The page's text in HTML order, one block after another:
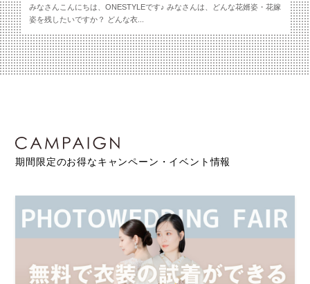
みなさんこんにちは、ONESTYLEです♪ みなさんは、どんな花婿姿・花嫁
姿を残したいですか？ どんな衣...
期間限定のお得なキャンペーン・イベント情報